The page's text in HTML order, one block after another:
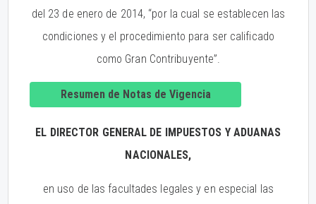
del 23 de enero de 2014, “por la cual se establecen las
condiciones y el procedimiento para ser calificado
como Gran Contribuyente”.
Resumen de Notas de Vigencia
EL DIRECTOR GENERAL DE IMPUESTOS Y ADUANAS
NACIONALES,
en uso de las facultades legales y en especial las